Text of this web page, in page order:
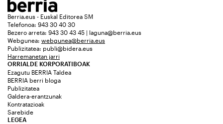
Berria.eus - Euskal Editorea SM
Telefonoa: 943 30 40 30
Bezero arreta: 943 30 43 45 | laguna@berria.eus
Webgunea: webgunea@berria.eus
Publizitatea: publi@bidera.eus
Harremanetan jarri
ORRIALDE KORPORATIBOAK
Ezagutu BERRIA Taldea
BERRIA berri bloga
Publizitatea
Galdera-erantzunak
Kontratazioak
Sarebide
LEGEA